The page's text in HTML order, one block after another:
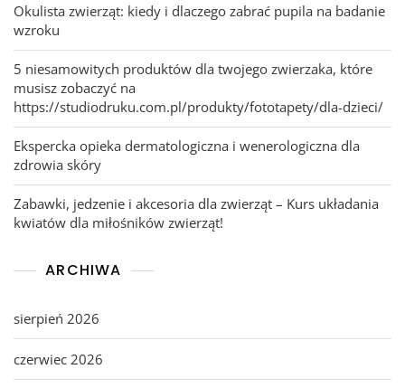
Okulista zwierząt: kiedy i dlaczego zabrać pupila na badanie
wzroku
5 niesamowitych produktów dla twojego zwierzaka, które
musisz zobaczyć na
https://studiodruku.com.pl/produkty/fototapety/dla-dzieci/
Ekspercka opieka dermatologiczna i wenerologiczna dla
zdrowia skóry
Zabawki, jedzenie i akcesoria dla zwierząt – Kurs układania
kwiatów dla miłośników zwierząt!
ARCHIWA
sierpień 2026
czerwiec 2026